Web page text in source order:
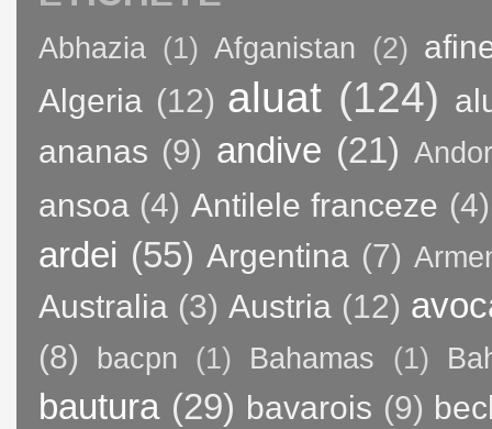
Abhazia (1) Afganistan (2)
Algeria (12) aluat (124)
ananas (9) andive (21)
ansoa (4) Antilele franceze (4)
ardei (55) Argentina (7)
Australia (3) Austria (12)
(8) bacpn (1) Bahamas (1)
bautura (29) bavarois (9)